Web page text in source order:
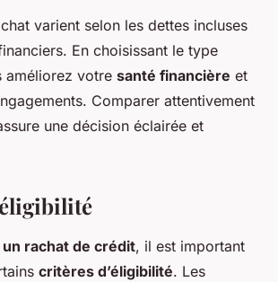
varient selon les dettes incluses
En choisissant le type
améliorez votre santé financière et
Comparer attentivement
une décision éclairée et
rachat de crédit, il est important
critères d’éligibilité. Les